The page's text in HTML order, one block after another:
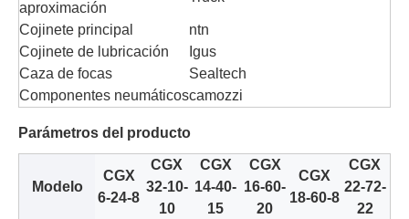
aproximación
Cojinete principal
ntn
Cojinete de lubricación
Igus
Caza de focas
Sealtech
Componentes neumáticoscamozzi
Parámetros del producto
Modelo
CGX
6-24-8
CGX
32-10-
10
CGX
14-40-
15
CGX
16-60-
20
CGX
18-60-8
CGX
22-72-
22